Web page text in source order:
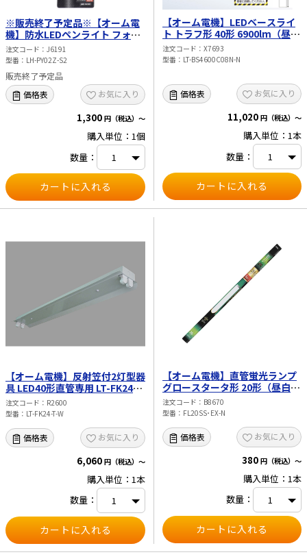
※販売終了予定品※【オーム電
機】防水LEDペンライト フォー
カス付 200lm LH-PY02Z-S2
注文コード
J6191
型番
LH-PY02Z-S2
販売終了予定品
価格表
お気に入り
1,300 円（税込）～
購入単位：1個
数量：
【オーム電機】LEDベースライ
ト トラフ形 40形 6900lm（昼白
色） LT-BS4600C08N-N
注文コード
X7693
型番
LT-BS4600C08N-N
価格表 お気に入り
11,020 円（税込）～
購入単位：1本
数量：
【オーム電機】反射笠付2灯型器
具 LED40形直管専用 LT-FK24-
T-W
注文コード
R2600
型番
LT-FK24-T-W
価格表 お気に入り
6,060 円（税込）～
購入単位：1本
数量：
【オーム電機】直管蛍光ランプ
グロースタータ形 20形（昼白
色） FL20SS･EX-N
注文コード
B8670
型番
FL20SS･EX-N
価格表 お気に入り
380 円（税込）～
購入単位：1本
数量：